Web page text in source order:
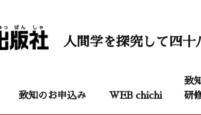
人間学を探究して四十
致知のお申込み WEB chichi
致
研